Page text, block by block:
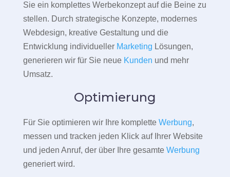
Sie ein komplettes Werbekonzept auf die Beine zu
stellen. Durch strategische Konzepte, modernes
Webdesign, kreative Gestaltung und die
Entwicklung individueller Marketing Lösungen,
generieren wir für Sie neue Kunden und mehr
Umsatz.
Optimierung
Für Sie optimieren wir Ihre komplette Werbung,
messen und tracken jeden Klick auf Ihrer Website
und jeden Anruf, der über Ihre gesamte Werbung
generiert wird.